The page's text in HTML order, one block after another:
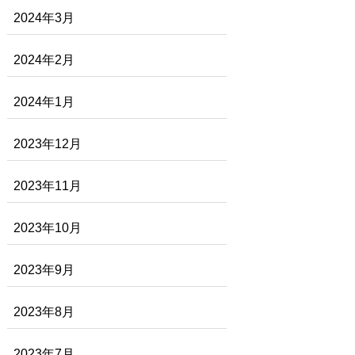
2024年3月
2024年2月
2024年1月
2023年12月
2023年11月
2023年10月
2023年9月
2023年8月